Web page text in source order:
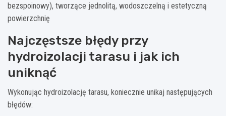
bezspoinowy), tworzące jednolitą, wodoszczelną i estetyczną
powierzchnię
Najczęstsze błędy przy
hydroizolacji tarasu i jak ich
uniknąć
Wykonując hydroizolację tarasu, koniecznie unikaj następujących
błędów: